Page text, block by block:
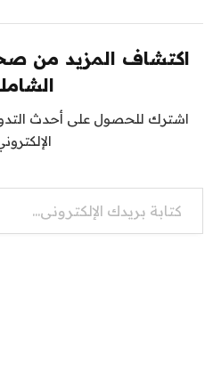
اكتشاف المزيد من
اشترك للحصول على أحدث
كتابة بريدك الإلكتروني...